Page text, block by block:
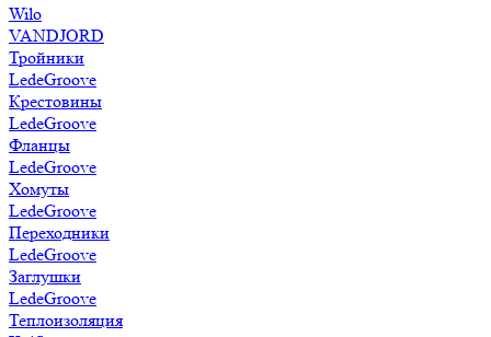
Wilo
VANDJORD
Тройники
LedeGroove
Крестовины
LedeGroove
Фланцы
LedeGroove
Хомуты
LedeGroove
Переходники
LedeGroove
Заглушки
LedeGroove
Теплоизоляция